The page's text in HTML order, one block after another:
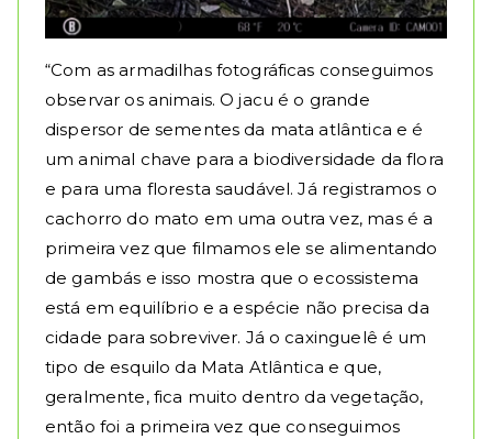
“Com as armadilhas fotográficas conseguimos
observar os animais. O jacu é o grande
dispersor de sementes da mata atlântica e é
um animal chave para a biodiversidade da flora
e para uma floresta saudável. Já registramos o
cachorro do mato em uma outra vez, mas é a
primeira vez que filmamos ele se alimentando
de gambás e isso mostra que o ecossistema
está em equilíbrio e a espécie não precisa da
cidade para sobreviver. Já o caxinguelê é um
tipo de esquilo da Mata Atlântica e que,
geralmente, fica muito dentro da vegetação,
então foi a primeira vez que conseguimos